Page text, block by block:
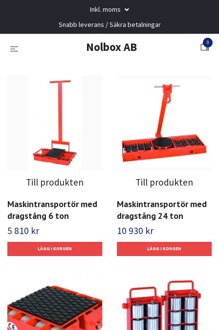
Inkl. moms
Snabb leverans / Säkra betalningar
Nolbox AB 0
Till produkten
Maskintransportör med
dragstång 6 ton
5 810 kr
Till produkten
Maskintransportör med
dragstång 24 ton
10 930 kr